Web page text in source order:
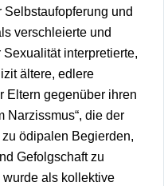
Selbstaufopferung und
verschleierte und
interpretierte,
ältere, edlere
Eltern gegenüber ihren
Narzissmus“, die der
ödipalen Begierden,
Gefolgschaft zu
als kollektive